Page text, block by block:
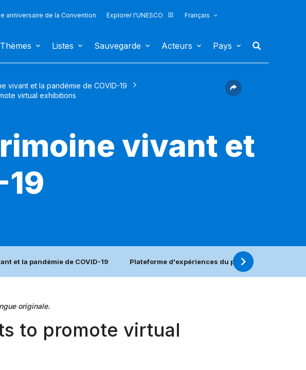
anniversaire de la Convention Explorer l'UNESCO
Français
Thèmes Listes Sauvegarde Acteurs Pays
vivant et la pandémie de COVID-19
virtual exhibitions
vivant et
et la pandémie de COVID-19 Plateforme d'expériences du patrimoine vivant
originale.
to promote virtual